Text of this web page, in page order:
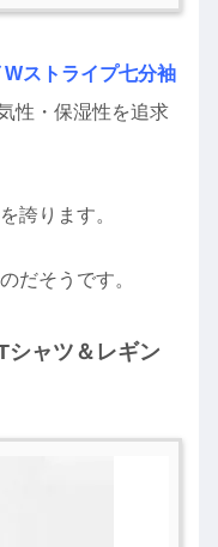
ストライプ七分袖
性・保湿性を追求
誇ります。
だそうです。
シャツ＆レギン